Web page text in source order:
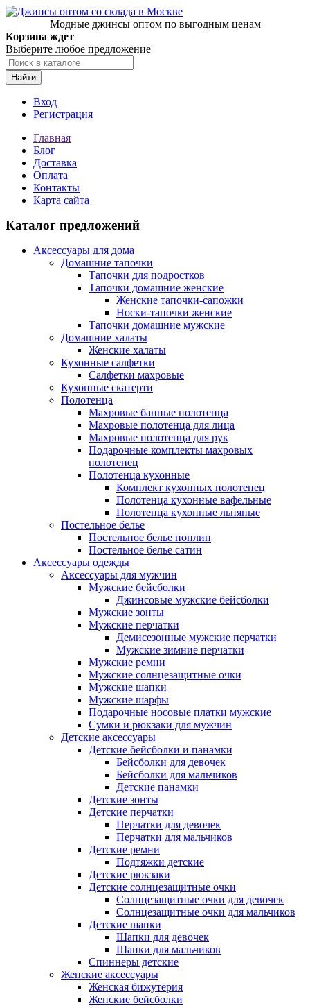
Модные джинсы оптом по выгодным ценам
Корзина ждет
Выберите любое предложение
Найти
Вход
Регистрация
Главная
Блог
Доставка
Оплата
Контакты
Карта сайта
Каталог предложений
Аксессуары для дома
Домашние тапочки
Тапочки для подростков
Тапочки домашние женские
Женские тапочки-сапожки
Носки-тапочки женские
Тапочки домашние мужские
Домашние халаты
Женские халаты
Кухонные салфетки
Салфетки махровые
Кухонные скатерти
Полотенца
Махровые банные полотенца
Махровые полотенца для лица
Махровые полотенца для рук
Подарочные комплекты махровых
полотенец
Полотенца кухонные
Комплект кухонных полотенец
Полотенца кухонные вафельные
Полотенца кухонные льняные
Постельное белье
Постельное белье поплин
Постельное белье сатин
Аксессуары одежды
Аксессуары для мужчин
Мужские бейсболки
Джинсовые мужские бейсболки
Мужские зонты
Мужские перчатки
Демисезонные мужские перчатки
Мужские зимние перчатки
Мужские ремни
Мужские солнцезащитные очки
Мужские шапки
Мужские шарфы
Подарочные носовые платки мужские
Сумки и рюкзаки для мужчин
Детские аксессуары
Детские бейсболки и панамки
Бейсболки для девочек
Бейсболки для мальчиков
Детские панамки
Детские зонты
Детские перчатки
Перчатки для девочек
Перчатки для мальчиков
Детские ремни
Подтяжки детские
Детские рюкзаки
Детские солнцезащитные очки
Солнцезащитные очки для девочек
Солнцезащитные очки для мальчиков
Детские шапки
Шапки для девочек
Шапки для мальчиков
Спиннеры детские
Женские аксессуары
Женская бижутерия
Женские бейсболки